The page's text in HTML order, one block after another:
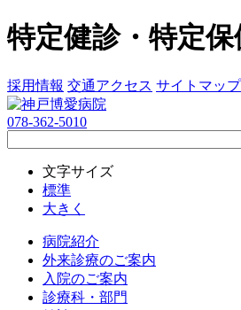
特定健診・特定
採用情報 交通アクセス サイトマップ
078-362-5010
文字サイズ
標準
大きく
病院紹介
外来診療のご案内
入院のご案内
診療科・部門